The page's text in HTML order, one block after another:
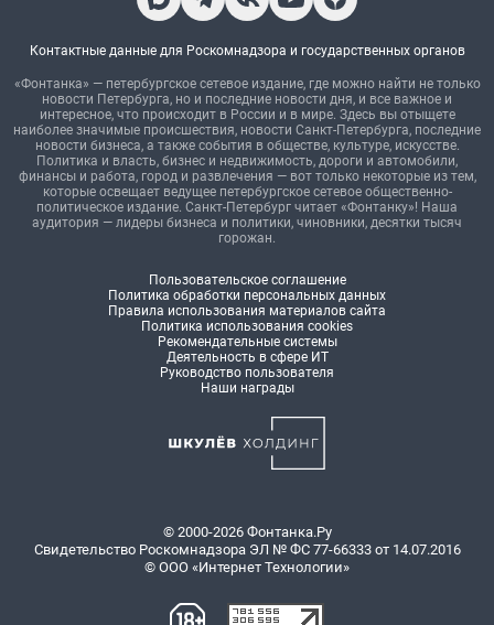
Контактные данные для Роскомнадзора и государственных органов
«Фонтанка» — петербургское сетевое издание, где можно найти не только
новости Петербурга, но и последние новости дня, и все важное и
интересное, что происходит в России и в мире. Здесь вы отыщете
наиболее значимые происшествия, новости Санкт-Петербурга, последние
новости бизнеса, а также события в обществе, культуре, искусстве.
Политика и власть, бизнес и недвижимость, дороги и автомобили,
финансы и работа, город и развлечения — вот только некоторые из тем,
которые освещает ведущее петербургское сетевое общественно-
политическое издание. Санкт-Петербург читает «Фонтанку»! Наша
аудитория — лидеры бизнеса и политики, чиновники, десятки тысяч
горожан.
Пользовательское соглашение
Политика обработки персональных данных
Правила использования материалов сайта
Политика использования cookies
Рекомендательные системы
Деятельность в сфере ИТ
Руководство пользователя
Наши награды
© 2000-2026 Фонтанка.Ру
Свидетельство Роскомнадзора ЭЛ № ФС 77-66333 от 14.07.2016
© ООО «Интернет Технологии»